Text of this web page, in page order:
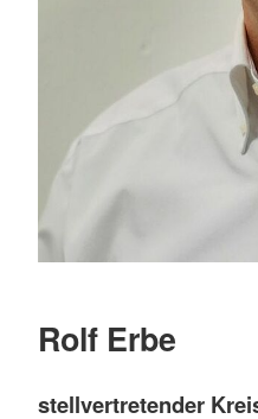
Rolf Erbe
stellvertretender